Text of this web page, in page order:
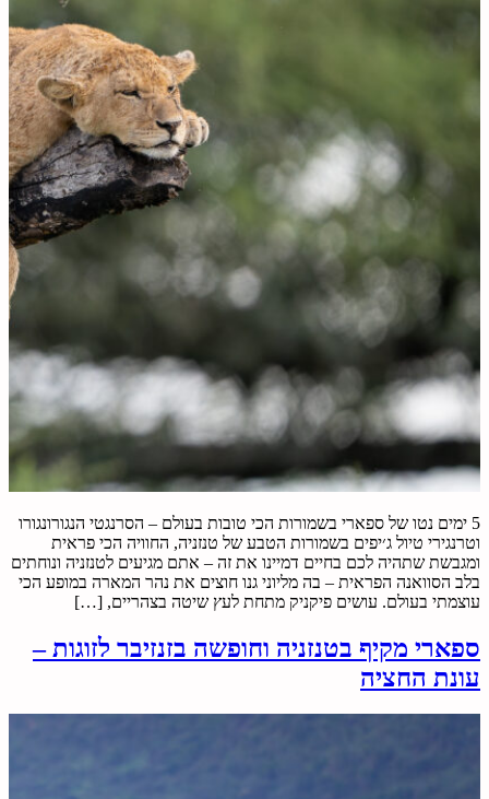
5 ימים נטו של ספארי בשמורות הכי טובות בעולם – הסרנגטי הנגורונגורו
וטרנגירי טיול ג׳יפים בשמורות הטבע של טנזניה, החוויה הכי פראית
ומגבשת שתהיה לכם בחיים דמיינו את זה – אתם מגיעים לטנזניה ונוחתים
בלב הסוואנה הפראית – בה מליוני גנו חוצים את נהר המארה במופע הכי
עוצמתי בעולם. עושים פיקניק מתחת לעץ שיטה בצהריים, […]
ספארי מקיף בטנזניה וחופשה בזנזיבר לזוגות –
עונת החציה